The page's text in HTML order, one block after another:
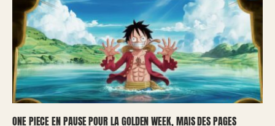
ONE PIECE EN PAUSE POUR LA GOLDEN WEEK, MAIS DES PAGES